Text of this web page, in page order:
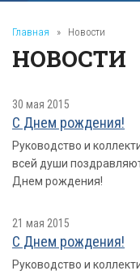
Главная » Новости
НОВОСТИ
30 мая 2015
С Днем рождения!
Руководство и
всей души
Днем рождения!
21 мая 2015
С Днем рождения!
Руководство и